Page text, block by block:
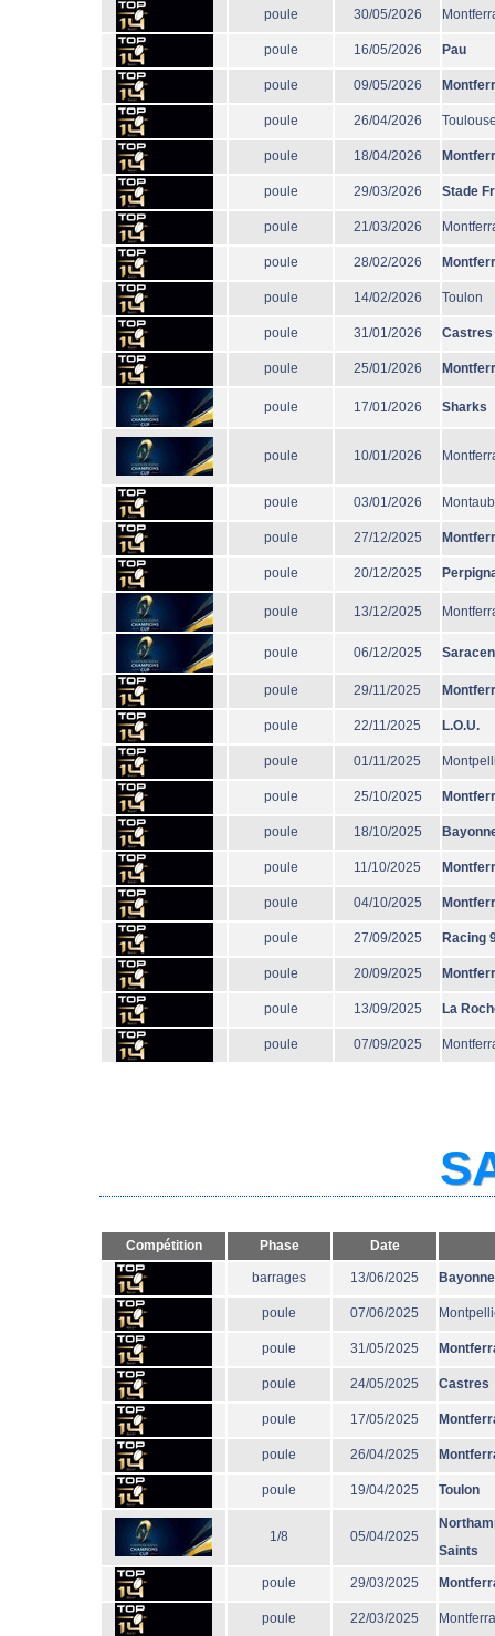
poule 30/05/2026
poule 16/05/2026 Pau
poule 09/05/2026
poule 26/04/2026
poule 18/04/2026
poule 29/03/2026 Stade
poule 21/03/2026
poule 28/02/2026
poule 14/02/2026 Toulon
poule 31/01/2026 Castres
poule 25/01/2026
poule 17/01/2026 Sharks
poule 10/01/2026
poule 03/01/2026
poule 27/12/2025
poule 20/12/2025
poule 13/12/2025
poule 06/12/2025
poule 29/11/2025
poule 22/11/2025 L.O.U.
poule 01/11/2025
poule 25/10/2025
poule 18/10/2025
poule 11/10/2025
poule 04/10/2025
poule 27/09/2025 Racing
poule 20/09/2025
poule 13/09/2025 La
poule 07/09/2025
Compétition Phase Date
barrages 13/06/2025 Bayonne
poule 07/06/2025
poule 31/05/2025
poule 24/05/2025 Castres
poule 17/05/2025
poule 26/04/2025
poule 19/04/2025 Toulon
1/8 05/04/2025
Saints
poule 29/03/2025
poule 22/03/2025